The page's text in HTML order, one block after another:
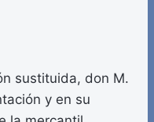
sustituida, don M.
y en su